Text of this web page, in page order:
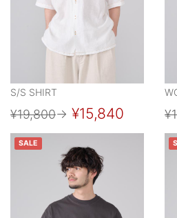
S/S SHIRT
¥19,800→ ¥15,840
SALE